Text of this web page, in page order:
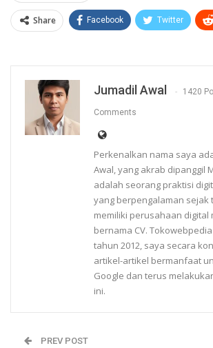
Share Facebook Twitter
Jumadil Awal 1420
Comments
Perkenalkan nama saya
Awal, yang akrab dipanggil
adalah seorang praktisi
yang berpengalaman sejak
memiliki perusahaan digital
bernama CV.
tahun 2012, saya secara
artikel-artikel bermanfaat
Google dan terus
ini.
PREV POST